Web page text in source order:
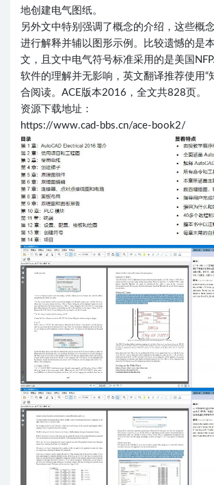
地创建电气图纸。
另外文中特别强调了概念的介绍，这些概
进行解释并辅以图形示例。比较遗憾的是
文，且文中电气符号标准采用的是美国
软件的理解并无影响，英文翻译推荐使用“
合阅读。ACE版本2016，全文共828页。
资源下载地址：
https://www.cad-bbs.cn/ace-book2/